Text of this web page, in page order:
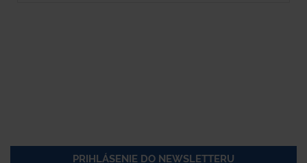
PRIHLÁSENIE DO NEWSLETTERU